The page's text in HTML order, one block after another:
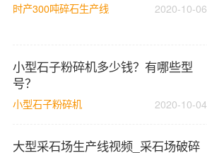
时产300吨碎石生产线 2020-10-06
小型石子粉碎机多少钱？有哪些型
号？
小型石子粉碎机 2020-10-04
大型采石场生产线视频_采石场破碎